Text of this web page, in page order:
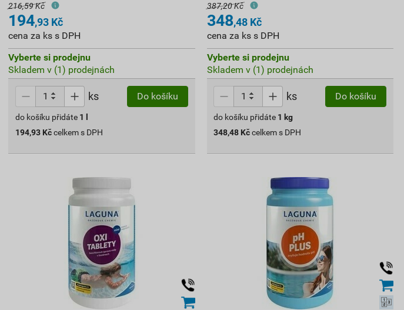
216,59 Kč
194,93 Kč
cena za ks s DPH
Vyberte si prodejnu
Skladem v (1) prodejnách
ks Do košíku
do košíku přidáte 1
194,93 Kčcelkem s DPH
387,20 Kč
348,48Kč
cena za ks s DPH
Vyberte si prodejnu
Skladem v (1) prodejnách
ks Do košíku
do košíku přidáte 1 kg
348,48 Kč celkem s DPH